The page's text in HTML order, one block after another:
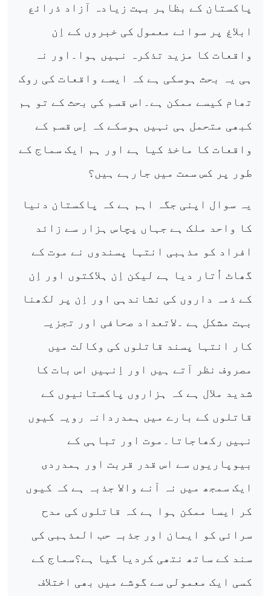
پاکستان کے بظاہر بہت زیادہ آزاد ذرائع
ابلاغ پر سوائے معمول کی خبروں کے اِن
واقعات کا مزید تذکرہ نہیں ہوا۔اور نہ
ہی یہ بحث ہوسکی ہے کہ ایسے واقعات کی روک
تھام کیسے ممکن ہے۔اس قسم کی بحث کے تو ہم
کبھی متحمل ہی نہیں ہوسکے کہ اِس قسم کے
واقعات کا ماخذ کیا ہے اور ہم ایک سماج کے
طور پر کس سمت میں جارہے ہیں؟
یہ سوال اپنی جگہ اہم ہے کہ پاکستان دنیا
کا واحد ملک ہے جہاں پچاس ہزار سے زائد
افراد کو مذہبی انتہا پسندوں نے موت کے
گھاٹ اُتار دیا ہے لیکن اِن ہلاکتوں اور اِن
کے ذمہ داروں کی نشاندہی اور اِن پر لکھنا
بہت مشکل ہے ۔لاتعداد صحافی اور تجزیہ
کار انتہا پسند قاتلوں کی وکالت میں
مصروف نظر آتے ہیں اور اِنہیں اس بات کا
شدید ملال ہے کہ ہزاروں پاکستانیوں کے
قاتلوں کے بارے میں ہمدردانہ رویہ کیوں
نہیں رکھاجاتا۔موت اور تباہی کے
بیوپاریوں سے اس قدر قربت اور ہمدردی
ایک سمجھ میں نہ آنے والا جذبہ ہے کہ کیوں
کر ایسا ممکن ہوا ہے کہ قاتلوں کی مدح
سرائی کو ایمان اور جذبہ حب المذہبی کی
سند کے ساتھ نتھی کردیا گیا ہے؟سماج کے
کسی ایک معمولی سے گوشے میں بھی اختلاف